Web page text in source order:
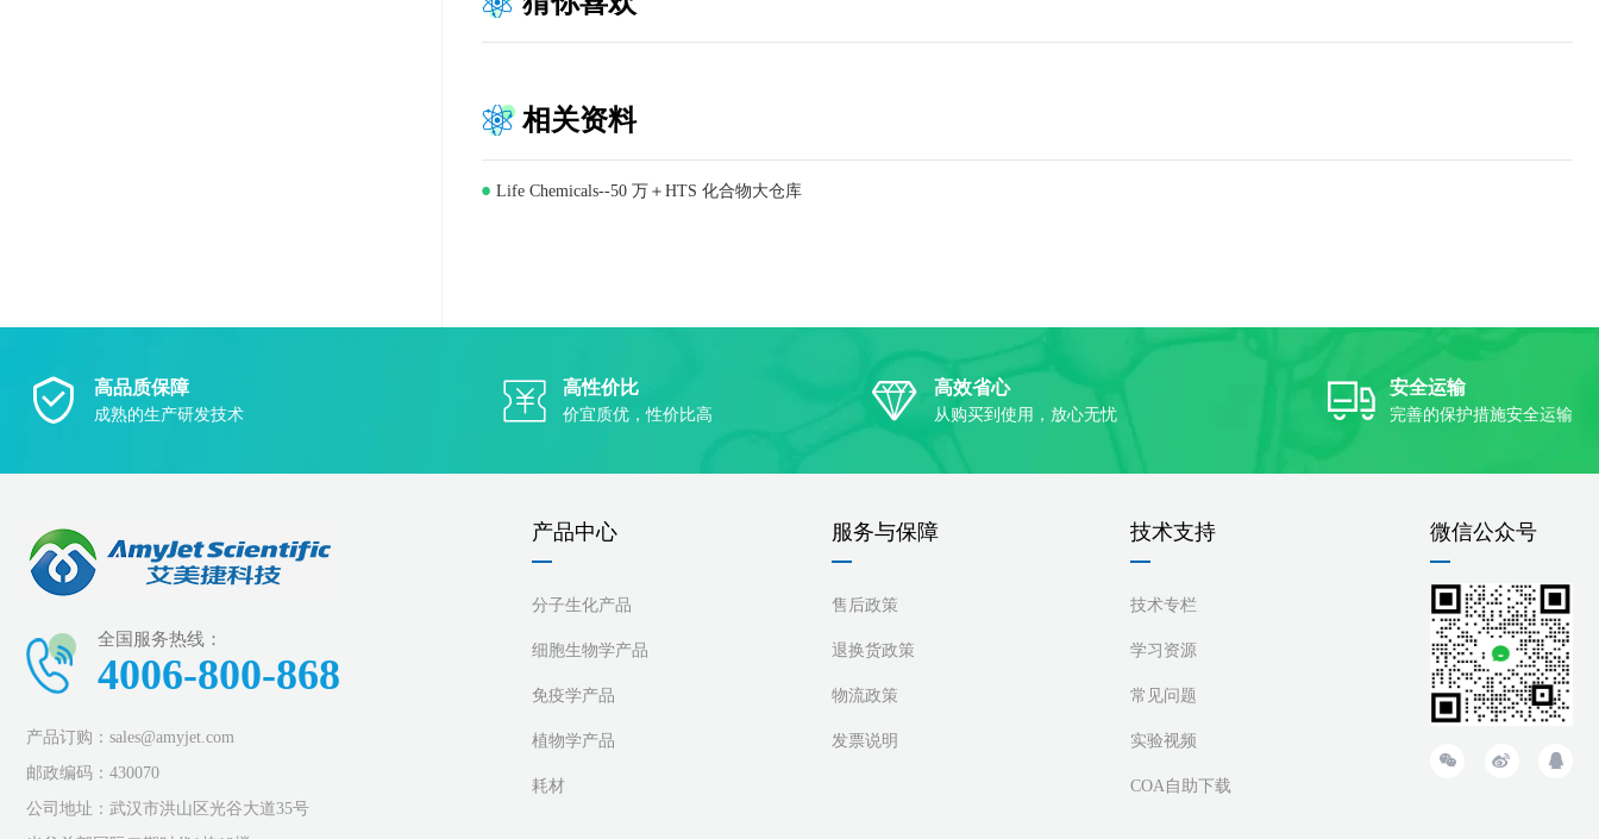
相关资料
Life Chemicals--50 万＋HTS 化合物大仓库
高品质保障
成熟的生产研发技术
高性价比
价宜质优，性价比高
高效省心
从购买到使用，放心无忧
安全运输
完善的保护措施安全运输
全国服务热线：
4006-800-868
产品订购：sales@amyjet.com
邮政编码：430070
公司地址：武汉市洪山区光谷大道35号
微信公众号
产品中心
分子生化产品
细胞生物学产品
免疫学产品
植物学产品
耗材
服务与保障
售后政策
退换货政策
物流政策
发票说明
技术支持
技术专栏
学习资源
常见问题
实验视频
COA自助下载